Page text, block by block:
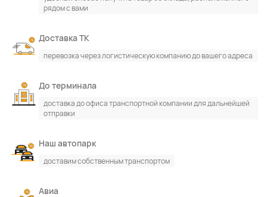
рядом с вами
Доставка ТК
перевозка через логистическую компанию до вашего адреса
До терминала
доставка до офиса транспортной компании для дальнейшей
отправки
Наш автопарк
доставим собственным транспортом
Авиа
По каталогу